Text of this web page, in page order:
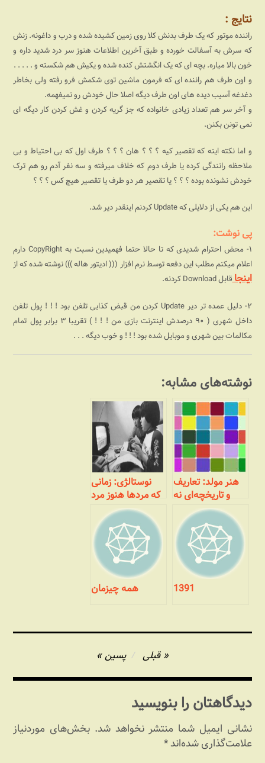
نتایج :
راننده موتور که یک طرف بدنش کلا روی زمین کشیده شده و درب و داغونه. زنش
که سرش به آسفالت خورده و طبق آخرین اطلاعات هنوز سر درد شدید داره و
خون بالا میاره. بچه ای که یک انگشتش کنده شده و یکیش هم شکسته و . . . . .
و اون طرف هم راننده ای که فرمون ماشین توی شکمش فرو رفته ولی بخاطر
دغدغه آسیب دیده های اون طرف دیگه اصلا حال خودش رو نمیفهمه.
و آخر سر هم تعداد زیادی خانواده که جز گریه کردن و غش کردن کار دیگه ای
نمی تونن بکنن.
و اما نکته اینه که تقصیر کیه ؟ ؟ ؟ هان ؟ ؟ ؟ طرف اول که بی احتیاط و بی
ملاحظه رانندگی کرده یا طرف دوم که خلاف میرفته و سه نفر آدم رو هم ترک
خودش نشونده بوده ؟ ؟ ؟ یا تقصیر هر دو طرف یا تقصیر هیچ کس ؟ ؟ ؟
این هم یکی از دلایلی که Update کردنم اینقدر دیر شد.
پی نوشت:
۱- محض احترام شدیدی که تا حالا حتما فهمیدین نسبت به CopyRight دارم
اعلام میکنم مطلب این دفعه توسط نرم افزار ((( ادیتور هاله ))) نوشته شده که از
اینجاقابل Download کردنه.
۲- دلیل عمده تر دیر Update کردن من قبض کذایی تلفن بود ! ! ! پول تلفن
داخل شهری ( ۹۰ درصدش اینترنت بازی من !‌ !‌ !‌ ) تقریبا ۳ برابر پول تمام
مکالمات بین شهری و موبایل شده بود ! ! ! و خوب دیگه . . .
نوشته‌های مشابه:
هنر مولد: تعاریف
و تاریخچه‌ای نه
چندان مختصر
نوستالژی: زمانی
که مردها هنوز مرد
بودند! (بخش
پایانی- هک‌های
عمیق‌تر)
1391 همه چیزمان
نوشته
قبلی پسین
دیدگاهتان را بنویسید
نشانی ایمیل شما منتشر نخواهد شد. بخش‌های موردنیاز
علامت‌گذاری شده‌اند*